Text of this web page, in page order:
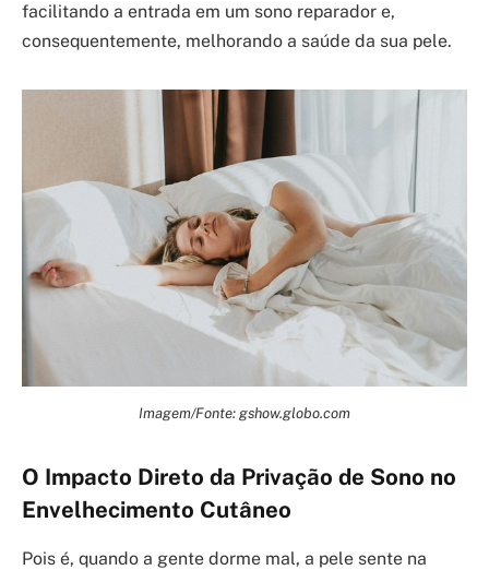
facilitando a entrada em um sono reparador e,
consequentemente, melhorando a saúde da sua pele.
Imagem/Fonte: gshow.globo.com
O Impacto Direto da Privação de Sono no
Envelhecimento Cutâneo
Pois é, quando a gente dorme mal, a pele sente na